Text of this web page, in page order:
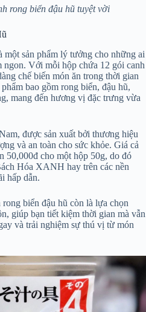
rong biển đậu hũ tuyệt vời
một sản phẩm lý tưởng cho những ai
Với mỗi hộp chứa 12 gói canh
chế biến món ăn trong thời gian
bao gồm rong biển, đậu hũ,
mang đến hương vị đặc trưng vừa
được sản xuất bởi thương hiệu
và an toàn cho sức khỏe. Giá cả
50,000đ cho một hộp 50g, do đó
Hóa XANH hay trên các nền
hấp dẫn.
biển đậu hũ còn là lựa chọn
giúp bạn tiết kiệm thời gian mà vẫn
và trải nghiệm sự thú vị từ món